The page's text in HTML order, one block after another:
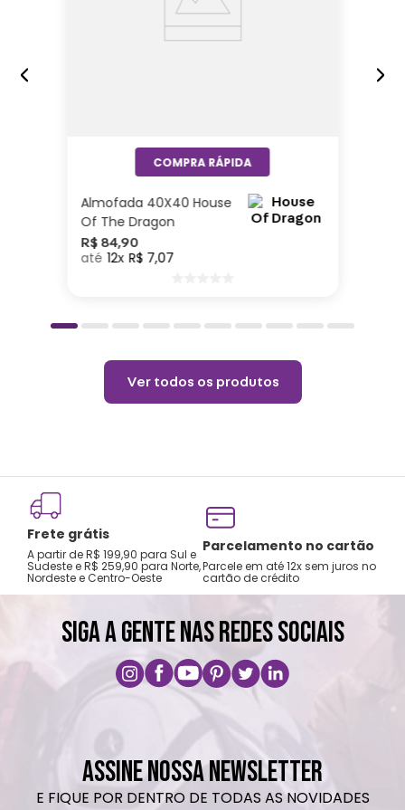
Almofada 40X40 House
Of The Dragon
R$ 84,90
12 R$ 7,07
Ver todos os produtos
Frete grátis
A partir de R$ 199,90 para Sul e
Sudeste e R$ 259,90 para Norte,
Nordeste e Centro-Oeste
Parcelamento no cartão
Parcele em até 12x sem juros no
cartão de crédito
SIGA A GENTE NAS REDES SOCIAIS
ASSINE NOSSA NEWSLETTER
E FIQUE POR DENTRO DE TODAS AS NOVIDADES